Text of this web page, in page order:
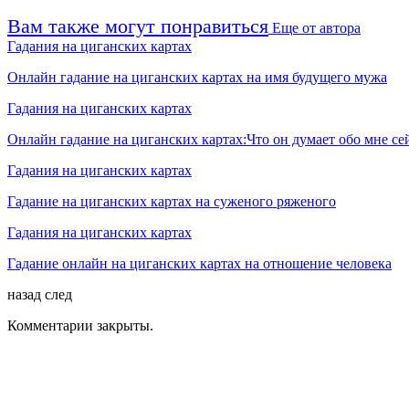
Вам также могут понравиться Еще от автора
Гадания на циганских картах
Онлайн гадание на циганских картах на имя будущего мужа
Гадания на циганских картах
Онлайн гадание на циганских картах:Что он думает обо мне
Гадания на циганских картах
Гадание на циганских картах на суженого ряженого
Гадания на циганских картах
Гадание онлайн на циганских картах на отношение человека
назад след
Комментарии закрыты.